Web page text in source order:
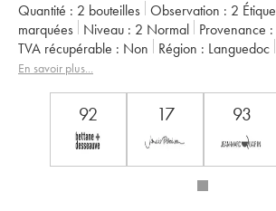
Quantité : 2 bouteilles Observation : 2
marquées
Niveau : 2 Normal Provenance :
TVA récupérable :
non Région : Languedoc
Appellation :
En savoir plus...
92 17 93